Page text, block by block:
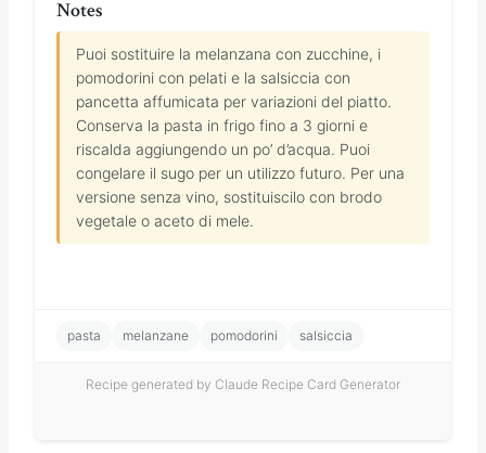
Notes
Puoi sostituire la melanzana con zucchine, i
pomodorini con pelati e la salsiccia con
pancetta affumicata per variazioni del piatto.
Conserva la pasta in frigo fino a 3 giorni e
riscalda aggiungendo un po’ d’acqua. Puoi
congelare il sugo per un utilizzo futuro. Per una
versione senza vino, sostituiscilo con brodo
vegetale o aceto di mele.
pasta melanzane pomodorini salsiccia
Recipe generated by Claude Recipe Card Generator